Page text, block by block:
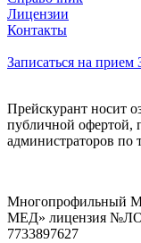
Лицензии
Контакты
Записаться на прием
Прейскурант носит
публичной офертой,
администраторов по
Многопрофильный
МЕД» лицензия
7733897627